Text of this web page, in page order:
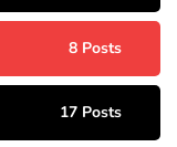
8 Posts
17 Posts